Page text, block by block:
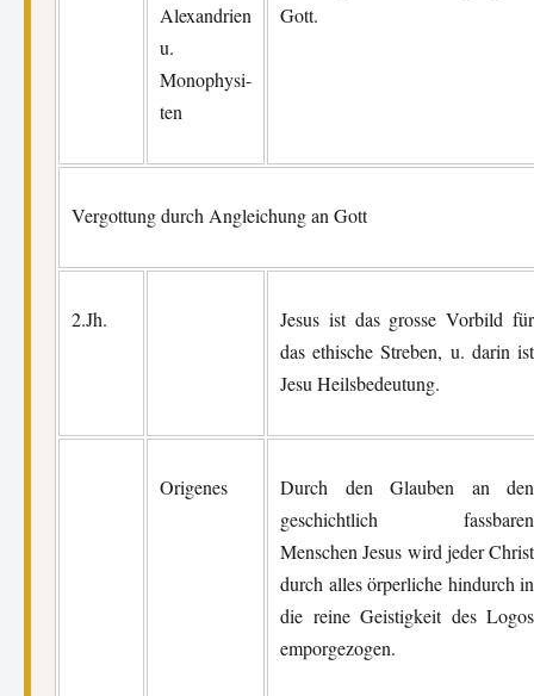
Alexandrien
u.
Monophysi-
ten
Gott.
Vergottung durch Angleichung an Gott
2.Jh.
Jesus ist das grosse Vorbild für
das ethische Streben, u. darin ist
Jesu Heilsbedeutung.
Origenes
Durch den Glauben an den
geschichtlich fassbaren
Menschen Jesus wird jeder Christ
durch alles örperliche hindurch in
die reine Geistigkeit des Logos
emporgezogen.